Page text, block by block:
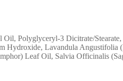
Polyglyceryl-3 Dicitrate/
Lavandula
Leaf Oil, Salvia Officinalis